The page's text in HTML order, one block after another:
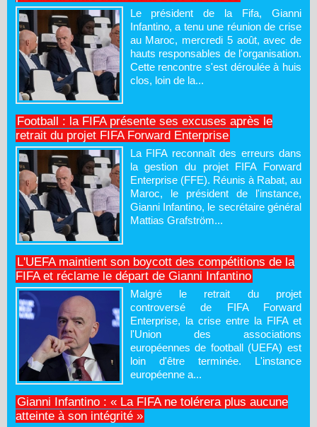
Le président de la Fifa, Gianni
Infantino, a tenu une réunion de crise
au Maroc, mercredi 5 août, avec de
hauts responsables de l'organisation.
Cette rencontre s'est déroulée à huis
clos, loin de la...
Football : la FIFA présente ses excuses après le
retrait du projet FIFA Forward Enterprise
La FIFA reconnaît des erreurs dans
la gestion du projet FIFA Forward
Enterprise (FFE). Réunis à Rabat, au
Maroc, le président de l'instance,
Gianni Infantino, le secrétaire général
Mattias Grafström...
L'UEFA maintient son boycott des compétitions de la
FIFA et réclame le départ de Gianni Infantino
Malgré le retrait du projet
controversé de FIFA Forward
Enterprise, la crise entre la FIFA et
l'Union des associations
européennes de football (UEFA) est
loin d'être terminée. L'instance
européenne a...
Gianni Infantino : « La FIFA ne tolérera plus aucune
atteinte à son intégrité »